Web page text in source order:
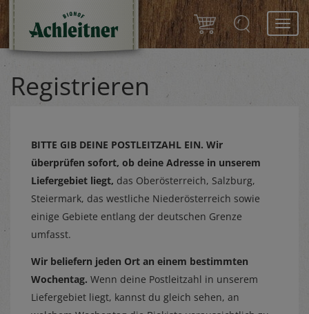
Registrieren
BITTE GIB DEINE POSTLEITZAHL EIN. Wir
überprüfen sofort, ob deine Adresse in unserem
Liefergebiet liegt, das Oberösterreich, Salzburg,
Steiermark, das westliche Niederösterreich sowie
einige Gebiete entlang der deutschen Grenze
umfasst.
Wir beliefern jeden Ort an einem bestimmten
Wochentag. Wenn deine Postleitzahl in unserem
Liefergebiet liegt, kannst du gleich sehen, an